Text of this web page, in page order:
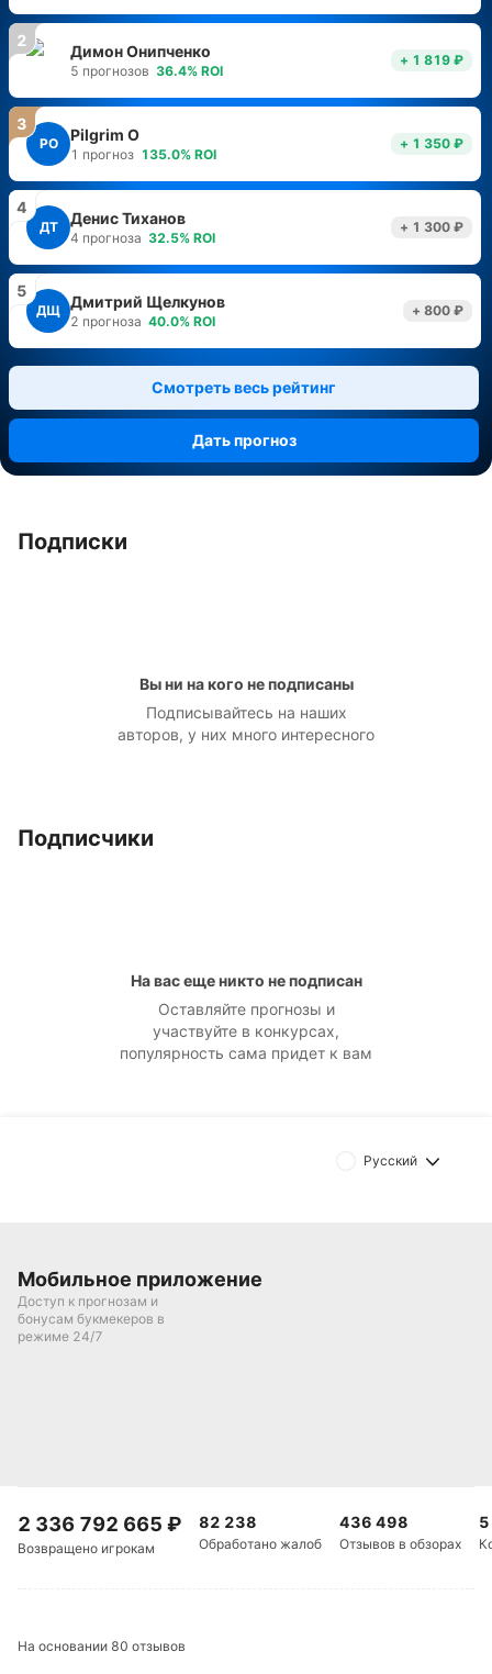
2
Димон Онипченко
5 прогнозов 36.4% ROI
+ 1 819 ₽
3
PO Pilgrim O
1 прогноз 135.0% ROI
+ 1 350 ₽
4
ДТ Денис Тиханов
4 прогноза 32.5% ROI
+ 1 300 ₽
5
ДЩ Дмитрий Щелкунов
2 прогноза 40.0% ROI
+ 800 ₽
Смотреть весь рейтинг
Дать прогноз
Подписки
Вы ни на кого не подписаны
Подписывайтесь на наших
авторов, у них много интересного
Подписчики
На вас еще никто не подписан
Оставляйте прогнозы и
участвуйте в конкурсах,
популярность сама придет к вам
Русский
Мобильное приложение
Доступ к прогнозам и
бонусам букмекеров в
режиме 24/7
2 336 792 665 ₽
Возвращено игрокам
82 238
Обработано жалоб
436 498
Отзывов в обзорах
На основании 80 отзывов